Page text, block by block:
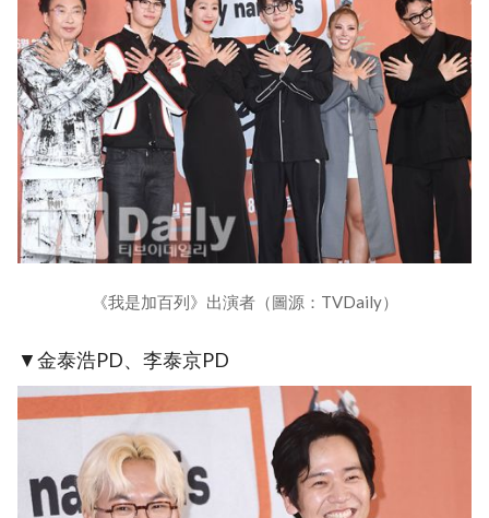
《我是加百列》出演者（圖源：TVDaily）
▼金泰浩PD、李泰京PD